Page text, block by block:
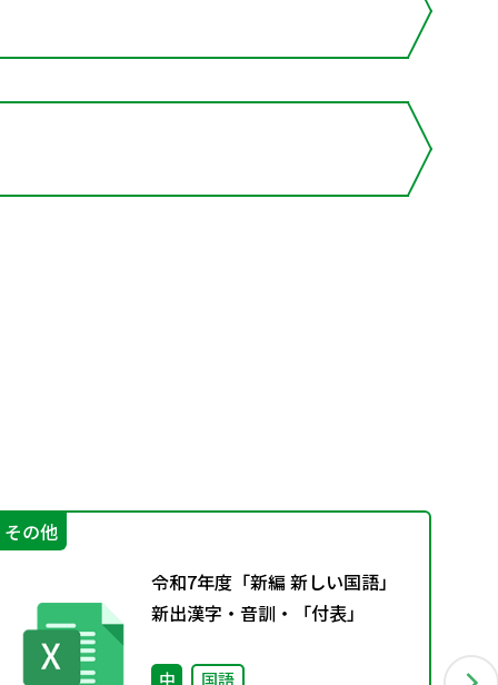
その他
令和7年度「新編 新しい国語」
新出漢字・音訓・「付表」
中 国語